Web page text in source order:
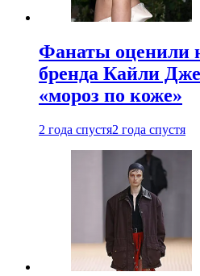
Фанаты оценили
бренда Кайли
«мороз по коже»
2 года спустя2 года спустя